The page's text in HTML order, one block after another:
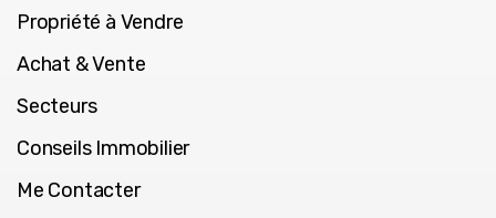
Propriété à Vendre
Achat & Vente
Secteurs
Conseils Immobilier
Me Contacter